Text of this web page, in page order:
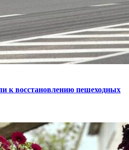
к восстановлению пешеходных